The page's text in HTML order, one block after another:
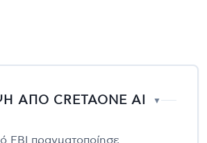
ΑΠΟ CRETAONE AI ▼
FBI πραγματοποίησε